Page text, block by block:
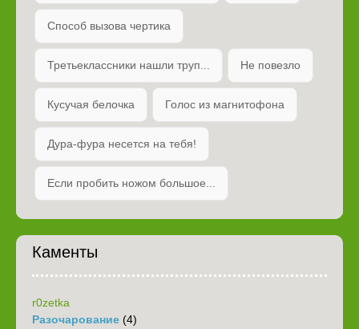
Способ вызова чертика
Третьеклассники нашли труп... Не повезло
Кусучая белочка Голос из магнитофона
Дура-фура несется на тебя!
Если пробить ножом большое...
Каменты
r0zetka
Разочарование (4)